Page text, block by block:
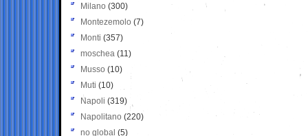
Milano (300)
Montezemolo (7)
Monti (357)
moschea (11)
Musso (10)
Muti (10)
Napoli (319)
Napolitano (220)
no global (5)